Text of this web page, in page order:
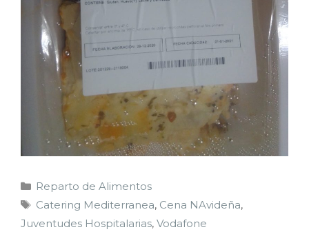
Reparto de Alimentos
Catering Mediterranea, Cena NAvideña,
Juventudes Hospitalarias, Vodafone